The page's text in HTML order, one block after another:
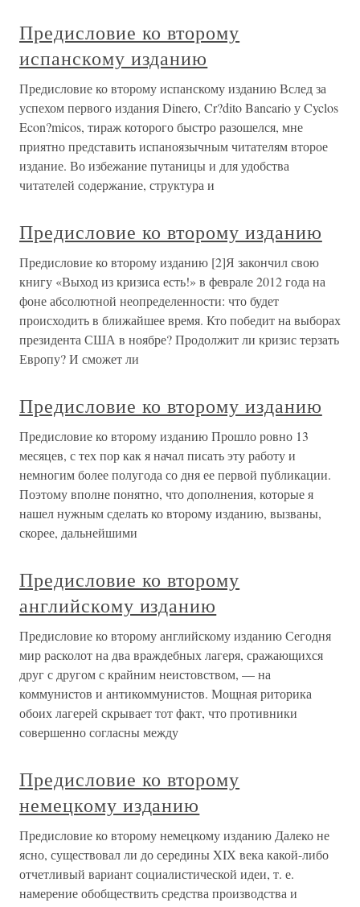
Предисловие ко второму
испанскому изданию
Предисловие ко второму испанскому изданию Вслед за
успехом первого издания Dinero, Cr?dito Bancario у Cyclos
Econ?micos, тираж которого быстро разошелся, мне
приятно представить испаноязычным читателям второе
издание. Во избежание путаницы и для удобства
читателей содержание, структура и
Предисловие ко второму изданию
Предисловие ко второму изданию [2]Я закончил свою
книгу «Выход из кризиса есть!» в феврале 2012 года на
фоне абсолютной неопределенности: что будет
происходить в ближайшее время. Кто победит на выборах
президента США в ноябре? Продолжит ли кризис терзать
Европу? И сможет ли
Предисловие ко второму изданию
Предисловие ко второму изданию Прошло ровно 13
месяцев, с тех пор как я начал писать эту работу и
немногим более полугода со дня ее первой публикации.
Поэтому вполне понятно, что дополнения, которые я
нашел нужным сделать ко второму изданию, вызваны,
скорее, дальнейшими
Предисловие ко второму
английскому изданию
Предисловие ко второму английскому изданию Сегодня
мир расколот на два враждебных лагеря, сражающихся
друг с другом с крайним неистовством, — на
коммунистов и антикоммунистов. Мощная риторика
обоих лагерей скрывает тот факт, что противники
совершенно согласны между
Предисловие ко второму
немецкому изданию
Предисловие ко второму немецкому изданию Далеко не
ясно, существовал ли до середины XIX века какой-либо
отчетливый вариант социалистической идеи, т. е.
намерение обобществить средства производства и